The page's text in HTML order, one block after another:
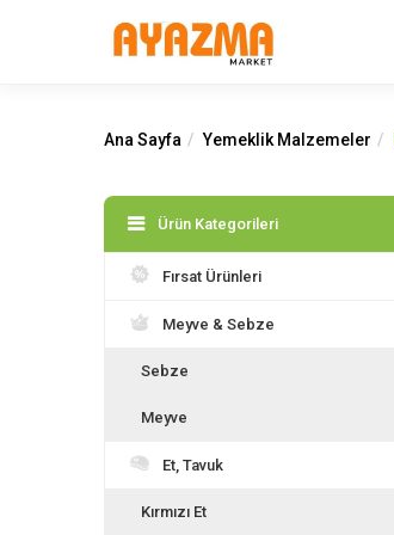
Ana Sayfa Yemeklik Malzemeler
Ürün Kategorileri
Fırsat Ürünleri
Meyve & Sebze
Sebze
Meyve
Et, Tavuk
Kırmızı Et